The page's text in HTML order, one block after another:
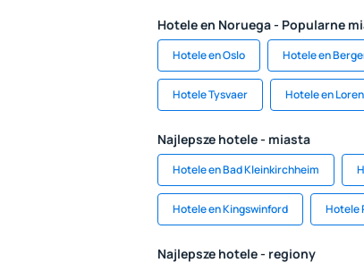
Hotele en Noruega - Popularne
Hotele en Oslo Hotele en
Hotele Tysvaer Hotele en
Najlepsze hotele - miasta
Hotele en Bad Kleinkirchheim
Hotele en Kingswinford Hotele
Najlepsze hotele - regiony